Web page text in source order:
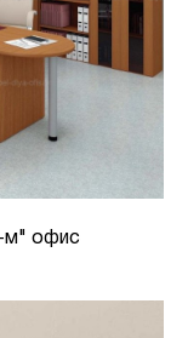
м" офис